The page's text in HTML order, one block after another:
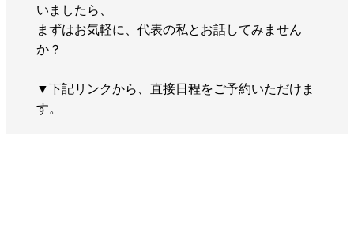
いましたら、
まずはお気軽に、代表の私とお話してみません
か？
▼下記リンクから、直接日程をご予約いただけま
す。